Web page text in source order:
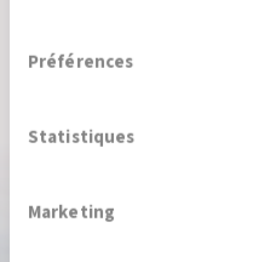
Préférences
Statistiques
Marketing
l'Institut AllergoSan